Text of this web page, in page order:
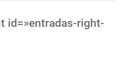
id=»entradas-right-